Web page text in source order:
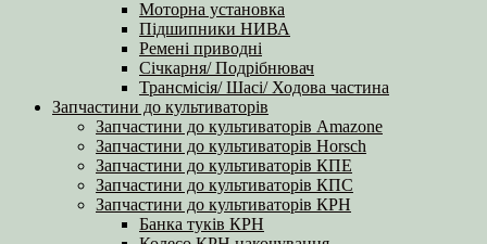
Моторна установка
Підшипники НИВА
Ремені приводні
Січкарня/ Подрібнювач
Трансмісія/ Шасі/ Ходова частина
Запчастини до культиваторів
Запчастини до культиваторів Amazone
Запчастини до культиваторів Horsch
Запчастини до культиваторів КПЕ
Запчастини до культиваторів КПС
Запчастини до культиваторів КРН
Банка туків КРН